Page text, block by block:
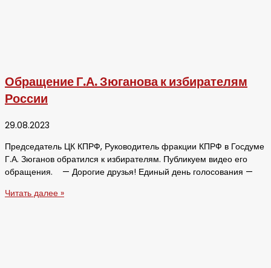
Обращение Г.А. Зюганова к избирателям
России
29.08.2023
Председатель ЦК КПРФ, Руководитель фракции КПРФ в Госдуме
Г.А. Зюганов обратился к избирателям. Публикуем видео его
обращения. — Дорогие друзья! Единый день голосования —
Читать далее »